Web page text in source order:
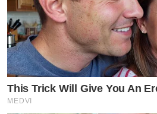
This Trick Will Give You An
MEDVI